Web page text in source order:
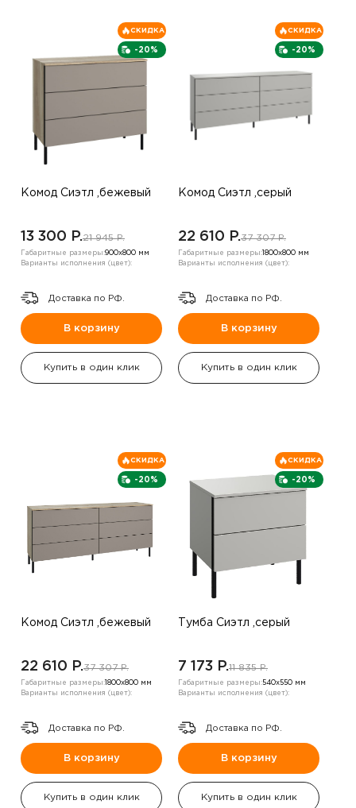
-20%
СКИДКА
Комод Сиэтл ,бежевый
13 300 P.21 945 P.
Габаритные размеры:900х800 мм
Варианты исполнения (цвет):
Доставка по РФ.
В корзину
Купить в один клик
-20%
СКИДКА
Комод Сиэтл ,серый
22 610 P.37 307 P.
Габаритные размеры: 1800х800 мм
Варианты исполнения (цвет):
Доставка по РФ.
В корзину
Купить в один клик
-20%
СКИДКА
Комод Сиэтл ,бежевый
22 610 P.37 307 P.
Габаритные размеры: 1800х800 мм
Варианты исполнения (цвет):
Доставка по РФ.
В корзину
Купить в один клик
-20%
СКИДКА
Тумба Сиэтл ,серый
7 173 P.11 835 P.
Габаритные размеры:540х550 мм
Варианты исполнения (цвет):
Доставка по РФ.
В корзину
Купить в один клик